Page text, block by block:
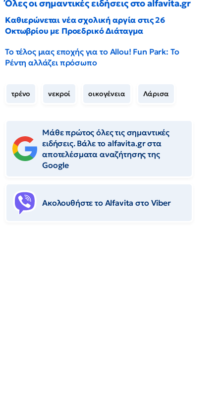
Όλες οι σημαντικές ειδήσεις στο alfavita.gr
Καθιερώνεται νέα σχολική αργία στις 26
Οκτωβρίου με Προεδρικό Διάταγμα
Το τέλος μιας εποχής για το Allou! Fun Park: Το
Ρέντη αλλάζει πρόσωπο
τρένο νεκροί οικογένεια Λάρισα
Μάθε πρώτος όλες τις σημαντικές
ειδήσεις. Βάλε το alfavita.gr στα
αποτελέσματα αναζήτησης της
Google
Ακολουθήστε το Αlfavita στο Viber